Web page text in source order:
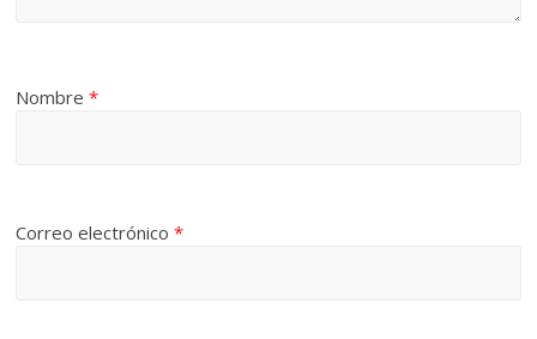
Nombre*
Correo electrónico*